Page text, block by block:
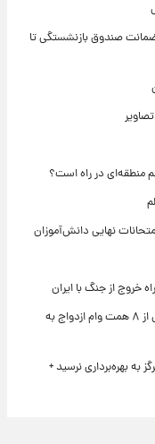
صندوق بازنشستگی تا
منطقه‌ای در راه است؟
نهایی دانش‌آموزان
خروج از جنگ با ایران
در چهار ماه نخست ۱۴۰۵ رقم خورد؛ پرداخت بیش از ۸ همت وام ازدواج به
بهره‌برداری نرسید +